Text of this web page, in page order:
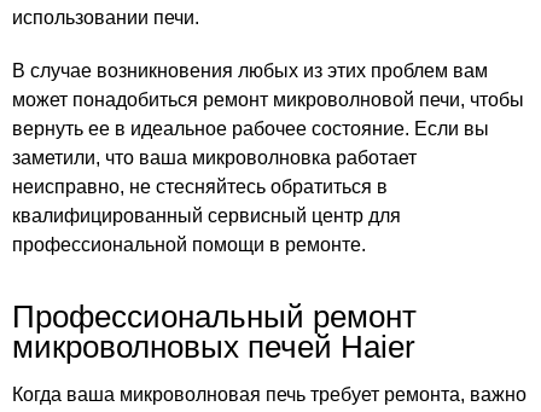
использовании печи.
В случае возникновения любых из этих проблем вам
может понадобиться ремонт микроволновой печи, чтобы
вернуть ее в идеальное рабочее состояние. Если вы
заметили, что ваша микроволновка работает
неисправно, не стесняйтесь обратиться в
квалифицированный сервисный центр для
профессиональной помощи в ремонте.
Профессиональный ремонт
микроволновых печей Haier
Когда ваша микроволновая печь требует ремонта, важно